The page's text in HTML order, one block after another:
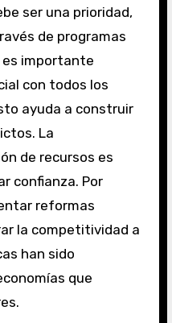
ser una prioridad,
de programas
es importante
con todos los
ayuda a construir
La
de recursos es
confianza. Por
reformas
la competitividad a
han sido
que